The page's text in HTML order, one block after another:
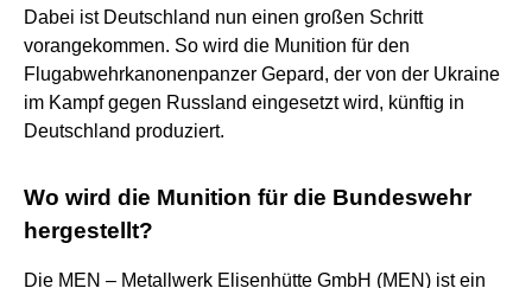
Dabei ist Deutschland nun einen großen Schritt
vorangekommen. So wird die Munition für den
Flugabwehrkanonenpanzer Gepard, der von der Ukraine
im Kampf gegen Russland eingesetzt wird, künftig in
Deutschland produziert.
Wo wird die Munition für die Bundeswehr
hergestellt?
Die MEN – Metallwerk Elisenhütte GmbH (MEN) ist ein